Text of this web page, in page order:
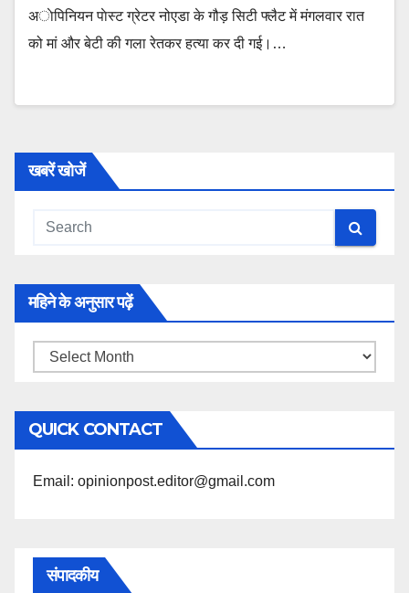
अाेपिनियन पाेस्ट ग्रेटर नोएडा के गौड़ सिटी फ्लैट में मंगलवार रात
को मां और बेटी की गला रेतकर हत्या कर दी गई।…
खबरें खोजें
महिने के अनुसार पढ़ें
महिने
अनुसार
पढ़ें
QUICK CONTACT
Email: opinionpost.editor@gmail.com
संपादकीय